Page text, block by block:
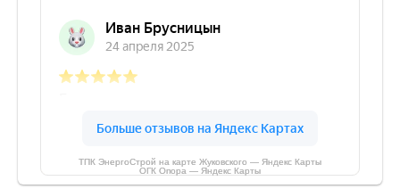
ТПК ЭнергоСтрой на карте Жуковского — Яндекс Карты
ОГК Опора — Яндекс Карты